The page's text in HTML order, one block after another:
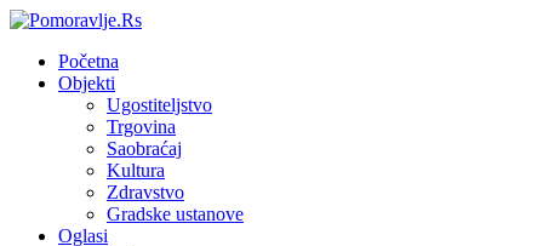
Početna
Objekti
Ugostiteljstvo
Trgovina
Saobraćaj
Kultura
Zdravstvo
Gradske ustanove
Oglasi